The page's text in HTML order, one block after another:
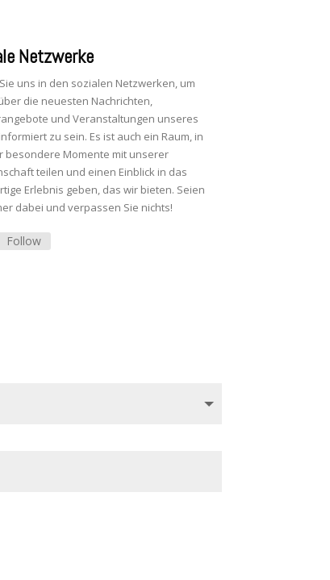
Netzwerke
uns in den sozialen Netzwerken, um
die neuesten Nachrichten,
und Veranstaltungen unseres
zu sein. Es ist auch ein Raum, in
besondere Momente mit unserer
teilen und einen Einblick in das
Erlebnis geben, das wir bieten. Seien
dabei und verpassen Sie nichts!
Follow